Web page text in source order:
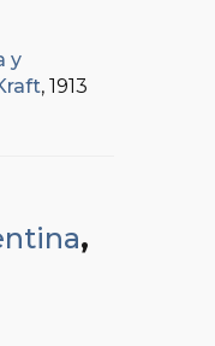
y
, 1913
,